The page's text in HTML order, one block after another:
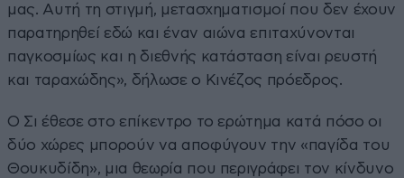
μας. Αυτή τη στιγμή, μετασχηματισμοί που δεν έχουν
παρατηρηθεί εδώ και έναν αιώνα επιταχύνονται
παγκοσμίως και η διεθνής κατάσταση είναι ρευστή
και ταραχώδης», δήλωσε ο Κινέζος πρόεδρος.
Ο Σι έθεσε στο επίκεντρο το ερώτημα κατά πόσο οι
δύο χώρες μπορούν να αποφύγουν την «παγίδα του
Θουκυδίδη», μια θεωρία που περιγράφει τον κίνδυνο